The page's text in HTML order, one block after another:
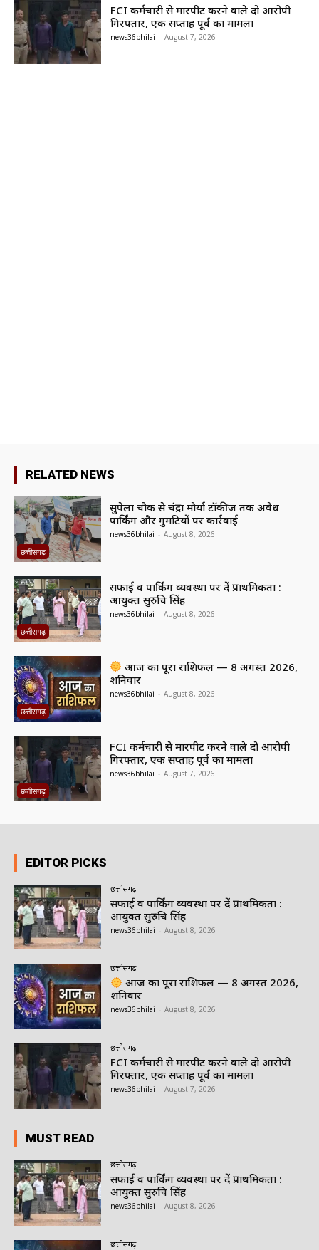
FCI कर्मचारी से मारपीट करने वाले दो आरोपी
गिरफ्तार, एक सप्ताह पूर्व का मामला
news36bhilai - August 7, 2026
RELATED NEWS
छत्तीसगढ़
सुपेला चौक से चंद्रा मौर्या टॉकीज तक अवैध
पार्किंग और गुमटियों पर कार्रवाई
news36bhilai - August 8, 2026
छत्तीसगढ़
सफाई व पार्किंग व्यवस्था पर दें प्राथमिकता :
आयुक्त सुरुचि सिंह
news36bhilai - August 8, 2026
छत्तीसगढ़
आज का पूरा राशिफल — 8 अगस्त 2026,
शनिवार
news36bhilai - August 8, 2026
छत्तीसगढ़
FCI कर्मचारी से मारपीट करने वाले दो आरोपी
गिरफ्तार, एक सप्ताह पूर्व का मामला
news36bhilai - August 7, 2026
EDITOR PICKS
छत्तीसगढ़
सफाई व पार्किंग व्यवस्था पर दें प्राथमिकता :
आयुक्त सुरुचि सिंह
news36bhilai August 8, 2026
छत्तीसगढ़
आज का पूरा राशिफल — 8 अगस्त 2026,
शनिवार
news36bhilai August 8, 2026
छत्तीसगढ़
FCI कर्मचारी से मारपीट करने वाले दो आरोपी
गिरफ्तार, एक सप्ताह पूर्व का मामला
news36bhilai August 7, 2026
MUST READ
छत्तीसगढ़
सफाई व पार्किंग व्यवस्था पर दें प्राथमिकता :
आयुक्त सुरुचि सिंह
news36bhilai August 8, 2026
छत्तीसगढ़